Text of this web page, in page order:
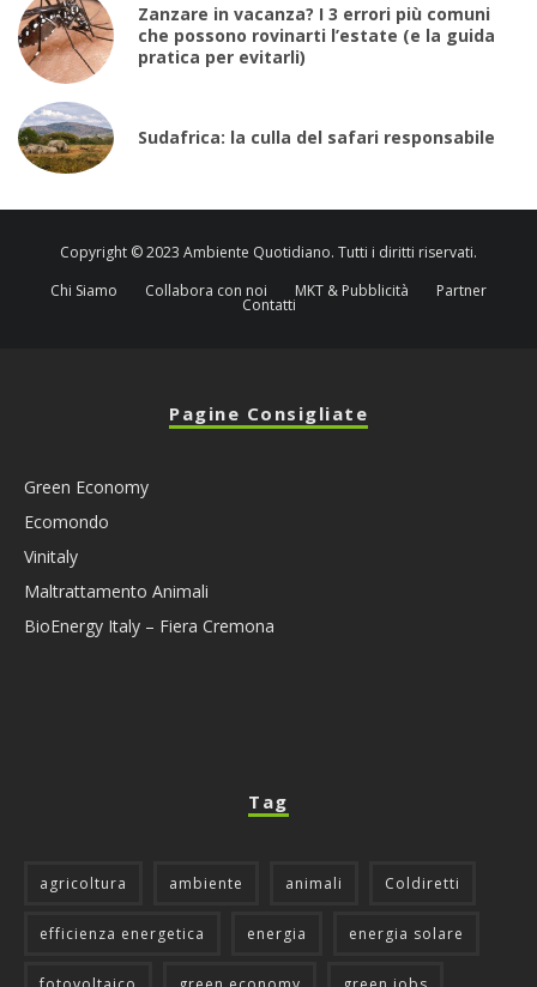
Zanzare in vacanza? I 3 errori più comuni
che possono rovinarti l’estate (e la guida
pratica per evitarli)
Sudafrica: la culla del safari responsabile
Copyright © 2023 Ambiente Quotidiano. Tutti i diritti riservati.
Chi Siamo
Collabora con noi MKT & Pubblicità Partner
Contatti
Pagine Consigliate
Green Economy
Ecomondo
Vinitaly
Maltrattamento Animali
BioEnergy Italy – Fiera Cremona
Tag
agricoltura ambiente animali Coldiretti
efficienza energetica energia energia solare